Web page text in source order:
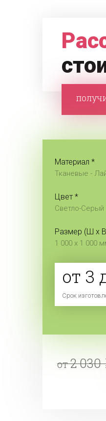
Материал *
Тканевые -
Цвет *
Светло-Серый
Размер (Ш x
1 000 x 1 000
от 3
Срок
от2 030